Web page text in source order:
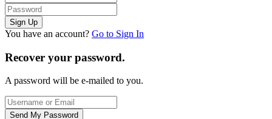
You have an account? Go to Sign In
Recover your password.
A password will be e-mailed to you.